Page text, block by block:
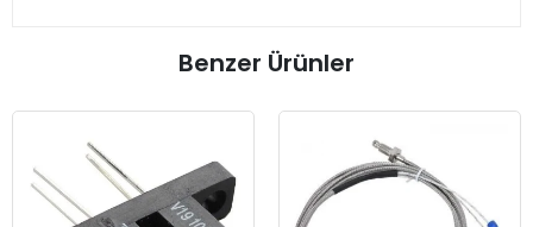
Benzer Ürünler